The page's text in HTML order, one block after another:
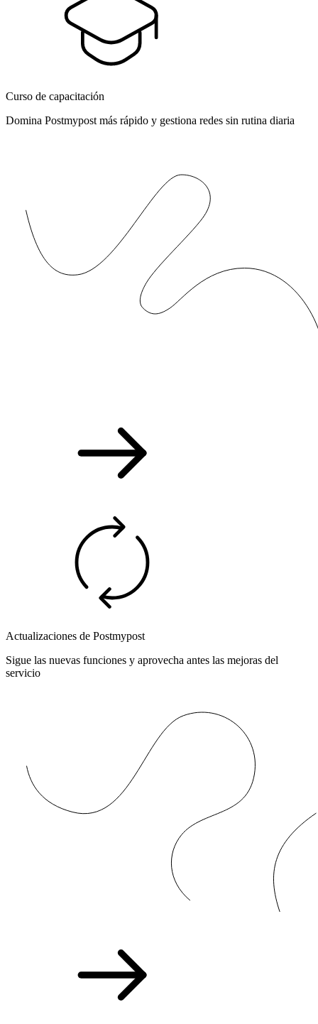
Curso de capacitación
Domina Postmypost más rápido y gestiona redes sin rutina diaria
Actualizaciones de Postmypost
Sigue las nuevas funciones y aprovecha antes las mejoras del
servicio